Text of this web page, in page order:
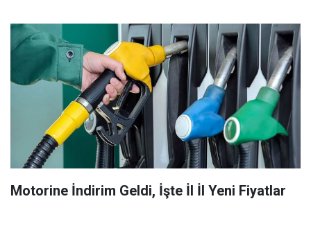
Motorine İndirim Geldi, İşte İl İl Yeni Fiyatlar